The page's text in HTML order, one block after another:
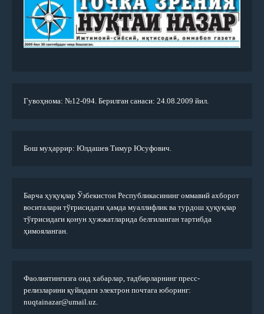
Гувоҳнома: №12-094. Берилган санаси: 24.08.2009 йил.
Бош муҳаррир: Юлдашев Тимур Юсуфович.
Барча ҳуқуқлар Ўзбекистон Республикасининг оммавий ахборот
воситалари тўғрисидаги ҳамда муаллифлик ва турдош ҳуқуқлар
тўғрисидаги қонун ҳужжатларида белгиланган тартибда
ҳимояланган.
Фаолиятингизга оид хабарлар, тадбирларнинг пресс-
релизларини қуйидаги электрон почтага юборинг:
nuqtainazar@umail.uz.